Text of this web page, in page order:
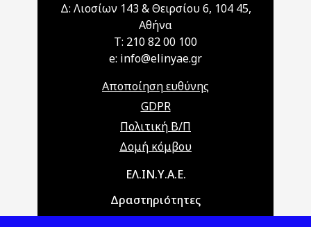
Δ: Λιοσίων 143 & Θειρσίου 6, 104 45,
Αθήνα
T: 210 82 00 100
e: info@elinyae.gr
Αποποίηση ευθύνης
GDPR
Πολιτική Β/Π
Δομή κόμβου
Main navigationΕΛ.ΙΝ.Υ.Α.Ε.
Δραστηριότητες